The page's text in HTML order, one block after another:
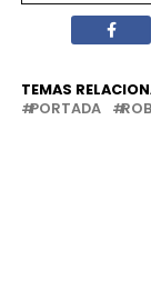
TEMAS
PORTADA